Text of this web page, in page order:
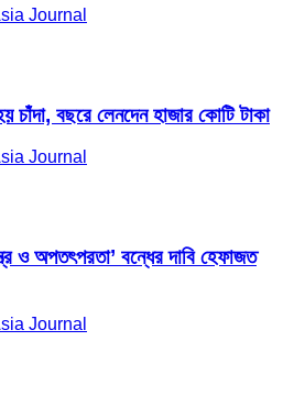
Journal
চাঁদা, বছরে লেনদেন হাজার কোটি টাকা
Journal
ও অপতৎপরতা’ বন্ধের দাবি হেফাজত
Journal